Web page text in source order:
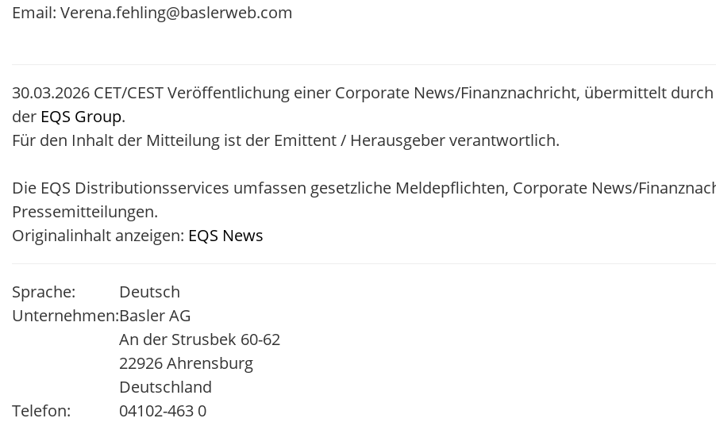
Email: Verena.fehling@baslerweb.com
30.03.2026 CET/CEST Veröffentlichung einer Corporate News/Finanznachricht, übermittelt durch
der EQS Group.
Für den Inhalt der Mitteilung ist der Emittent / Herausgeber verantwortlich.
Die EQS Distributionsservices umfassen gesetzliche Meldepflichten, Corporate News/
Pressemitteilungen.
Originalinhalt anzeigen: EQS News
Sprache:
Deutsch
Unternehmen:Basler AG
An der Strusbek 60-62
22926 Ahrensburg
Deutschland
Telefon:
04102-463 0